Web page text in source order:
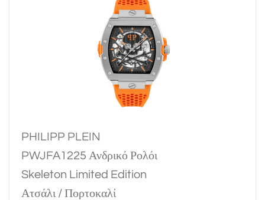
PHILIPP PLEIN
PWJFA1225 Ανδρικό Ρολόι
Skeleton Limited Edition
Ατσάλι / Πορτοκαλί